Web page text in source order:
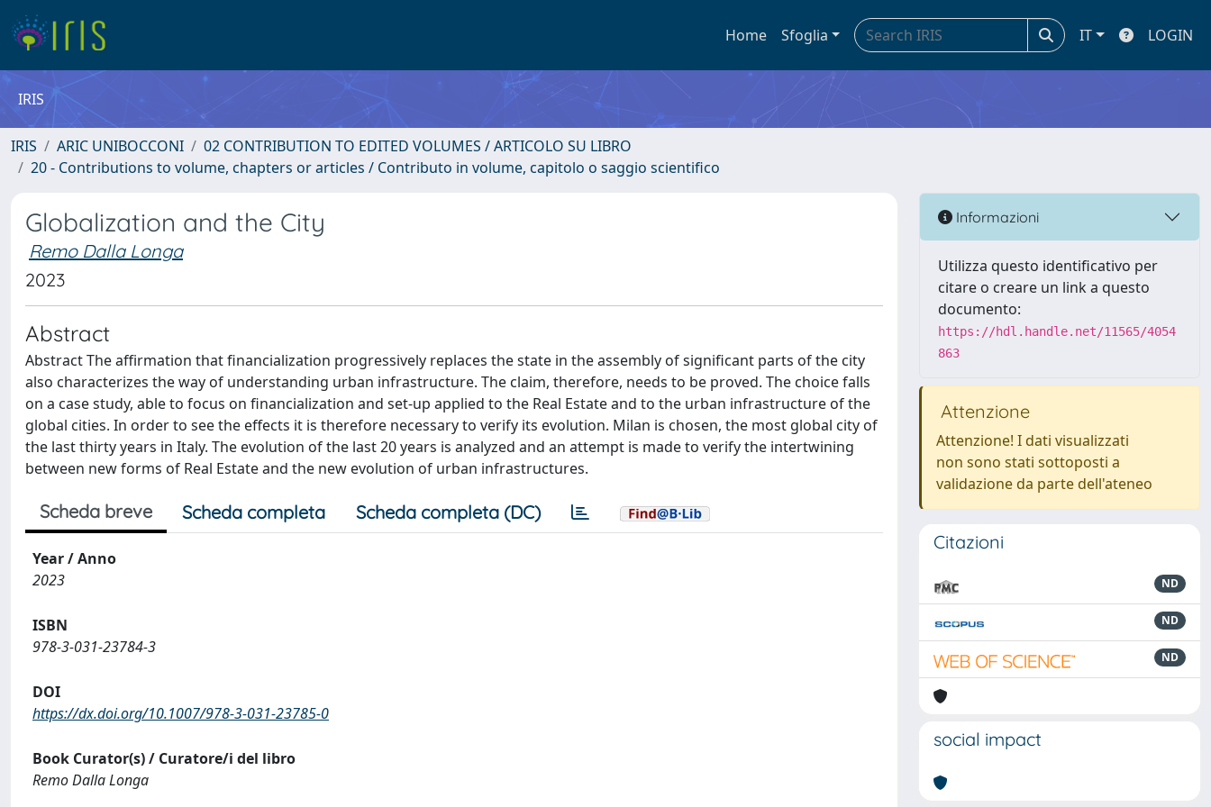
Home Sfoglia IT LOGIN
IRIS
IRIS ARIC UNIBOCCONI
02 CONTRIBUTION TO EDITED VOLUMES / ARTICOLO SU LIBRO
20 - Contributions to volume, chapters or articles / Contributo in volume, capitolo o saggio scientifico
Globalization and the City
Remo Dalla Longa
2023
Abstract
Abstract The affirmation that financialization progressively replaces the state in the assembly of significant parts of the city
also characterizes the way of understanding urban infrastructure. The claim, therefore, needs to be proved. The choice falls
on a case study, able to focus on financialization and set-up applied to the Real Estate and to the urban infrastructure of the
global cities. In order to see the effects it is therefore necessary to verify its evolution. Milan is chosen, the most global city of
the last thirty years in Italy. The evolution of the last 20 years is analyzed and an attempt is made to verify the intertwining
between new forms of Real Estate and the new evolution of urban infrastructures.
Scheda breve Scheda completa Scheda completa (DC)
Year / Anno
2023
ISBN
978-3-031-23784-3
DOI
https://dx.doi.org/10.1007/978-3-031-23785-0
Book Curator(s) / Curatore/i del libro
Remo Dalla Longa
Informazioni
Utilizza questo identificativo per
citare o creare un link a questo
documento:
https://hdl.handle.net/11565/4054
863
Attenzione
Attenzione! I dati visualizzati
non sono stati sottoposti a
validazione da parte dell'ateneo
Citazioni
ND
ND
ND
social impact